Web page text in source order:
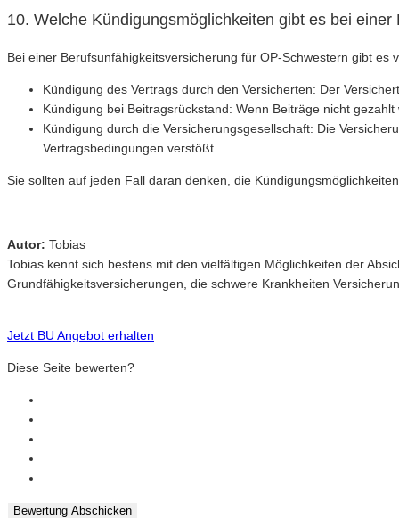
10. Welche Kündigungsmöglichkeiten gibt es bei
Bei einer Berufsunfähigkeitsversicherung für OP-Schwestern gibt
Kündigung des Vertrags durch den Versicherten: Der
Kündigung bei Beitragsrückstand: Wenn Beiträge nicht
Kündigung durch die Versicherungsgesellschaft: Die
Vertragsbedingungen verstößt
Sie sollten auf jeden Fall daran denken, die
Autor: Tobias
Tobias kennt sich bestens mit den vielfältigen Möglichkeiten der
Grundfähigkeitsversicherungen, die schwere Krankheiten
Jetzt BU Angebot erhalten
Diese Seite bewerten?
Bewertung Abschicken